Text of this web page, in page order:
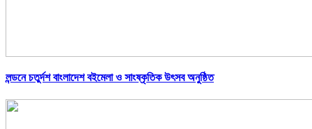
লন্ডনে চতুর্দশ বাংলাদেশ বইমেলা ও সাংষ্কৃতিক উৎসব অনুষ্ঠিত